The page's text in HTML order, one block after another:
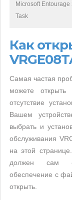
Microsoft Entourage
Task
Как
Самая частая
можете открыть
отсутствие
Вашем
выбрать и
обслуживания
на этой
должен сам
обеспечение с
открыть.